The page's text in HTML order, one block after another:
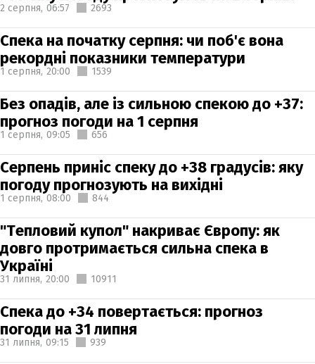
2 серпня, 06:57 2693
Спека на початку серпня: чи поб'є вона
рекордні показники температури
1 серпня, 20:00 1539
Без опадів, але із сильною спекою до +37:
прогноз погоди на 1 серпня
1 серпня, 09:05 656
Серпень приніс спеку до +38 градусів: яку
погоду прогнозують на вихідні
1 серпня, 08:00 844
"Тепловий купол" накриває Європу: як
довго протримається сильна спека в
Україні
31 липня, 20:00 10911
Спека до +34 повертається: прогноз
погоди на 31 липня
31 липня, 09:15 939